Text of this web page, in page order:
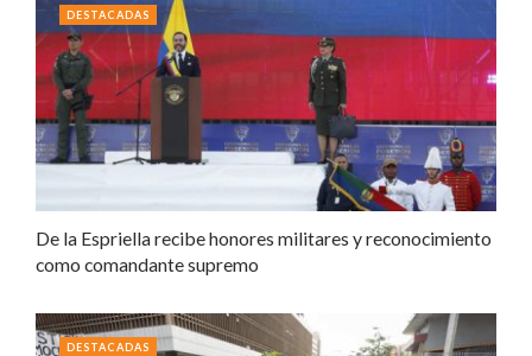
De la Espriella recibe honores militares y reconocimiento
como comandante supremo
DESTACADAS
DESTACADAS